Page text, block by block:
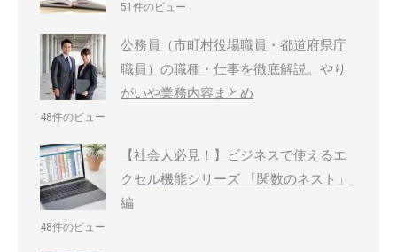
51件のビュー
公務員（市町村役場職員・都道府県庁
職員）の職種・仕事を徹底解説。やり
がいや業務内容まとめ
48件のビュー
【社会人必見！】ビジネスで使えるエ
クセル機能シリーズ 「関数のネスト」
編
48件のビュー